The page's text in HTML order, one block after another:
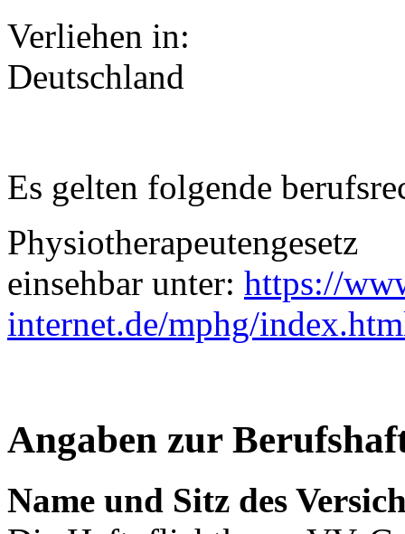
Verliehen in:
Deutschland
Es gelten folgende
Physiotherapeutengesetz
einsehbar unter: https://
internet.de/mphg/
Angaben zur
Name und Sitz des